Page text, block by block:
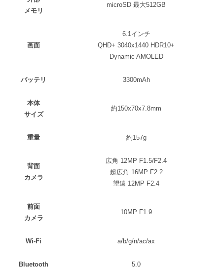
メモリ
microSD 最大512GB
画面
6.1インチ
QHD+ 3040x1440 HDR10+
Dynamic AMOLED
バッテリ 3300mAh
本体
サイズ
約150x70x7.8mm
重量 約157g
背面
カメラ
広角 12MP F1.5/F2.4
超広角 16MP F2.2
望遠 12MP F2.4
前面
カメラ
10MP F1.9
Wi-Fi a/b/g/n/ac/ax
Bluetooth 5.0